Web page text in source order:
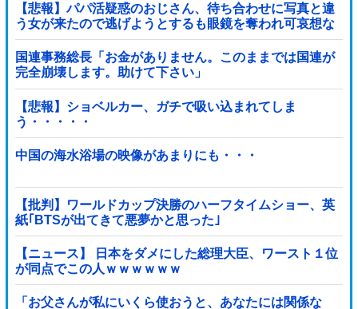
【悲報】パパ活疑惑のおじさん、待ち合わせに写真と違
う女が来たので逃げようとするも眼鏡を奪われ可哀想な
ことになっているところを激写されてしまう…
国連事務総長「お金がありません。このままでは国連が
完全崩壊します。助けて下さい」
【悲報】ショベルカー、ガチで吸い込まれてしま
う・・・・・
中国の海水浴場の映像があまりにも・・・
【批判】ワールドカップ決勝のハーフタイムショー、英
紙｢BTSが出てきて悪夢かと思った｣
【ニュース】 日本をダメにした総理大臣、ワースト１位
が同点でこの人ｗｗｗｗｗｗ
「お父さんが私にいくら使おうと、あなたには関係な